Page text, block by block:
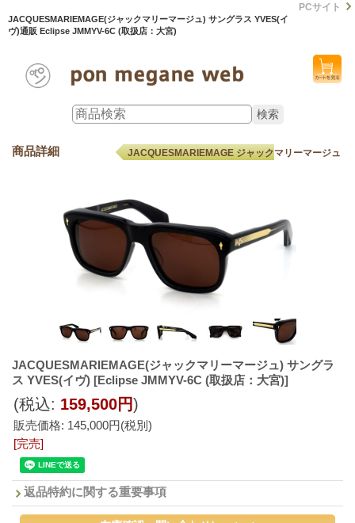
JACQUESMARIEMAGE(ジャックマリーマージュ) サングラス YVES(イ
ヴ)通販 Eclipse JMMYV-6C (取扱店：大宮)
PCサイト
商品詳細 JACQUESMARIEMAGE ジャックマリーマージュ
JACQUESMARIEMAGE(ジャックマリーマージュ) サングラ
ス YVES(イヴ) [Eclipse JMMYV-6C (取扱店：大宮)]
販売価格: 145,000円(税別)
(税込: 159,500円)
[完売]
返品特約に関する重要事項